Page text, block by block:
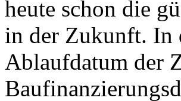
heute schon die
in der Zukunft. In
Ablaufdatum der